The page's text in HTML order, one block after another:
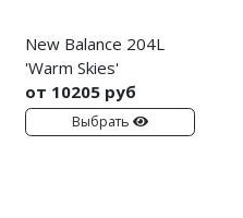
New Balance 204L
'Warm Skies'
от 10205 руб
Выбрать